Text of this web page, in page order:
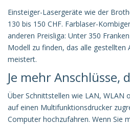
Einsteiger-Lasergeräte wie der
130 bis 150 CHF. Farblaser-
anderen Preisliga: Unter 350
Modell zu finden, das alle gestellten
meistert.
Je mehr Anschlüsse,
Über Schnittstellen wie LAN, WLAN
auf einen Multifunktionsdrucker
Computer hochzufahren. Wenn Sie